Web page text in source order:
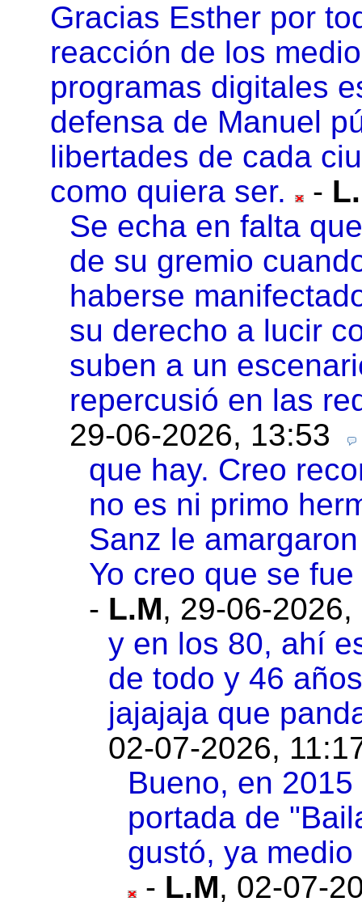
Gracias Esther por
reacción de los
programas digitales
defensa de Manuel
libertades de cada
como quiera ser.
-
Se echa en falta
de su gremio
haberse
su derecho a lucir
suben a un
repercusió en las
29-06-2026, 13:53
que hay. Creo
no es ni primo
Sanz le
Yo creo que se
- L.M, 29-06-2026,
y en los 80, ahí
de todo y 46
jajajaja que
02-07-2026,
Bueno, en
portada de
gustó, ya
- L.M, 02-07-